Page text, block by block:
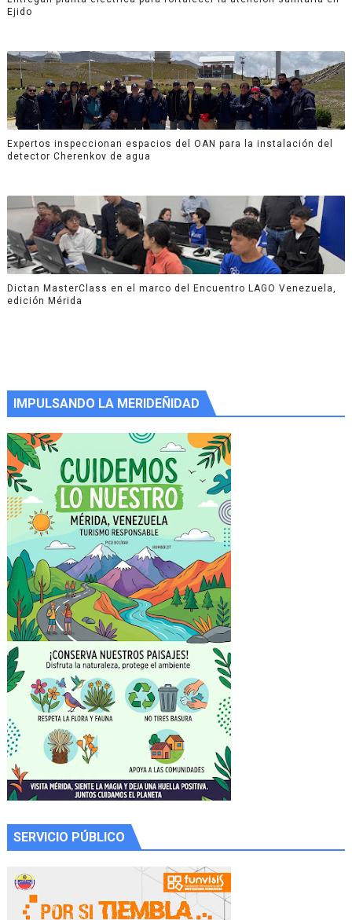
Ejido
Expertos inspeccionan espacios del OAN para la instalación del
detector Cherenkov de agua
Dictan MasterClass en el marco del Encuentro LAGO Venezuela,
edición Mérida
IMPULSANDO LA MERIDEÑIDAD
SERVICIO PÚBLICO